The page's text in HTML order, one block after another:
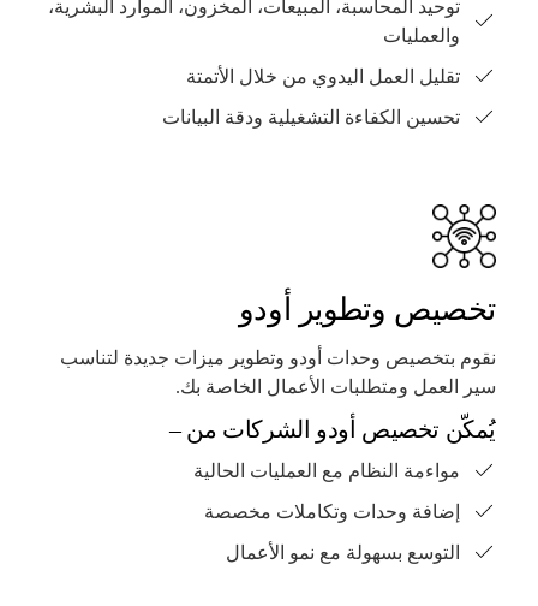
توحيد المحاسبة، المبيعات، المخزون، الموارد البشرية،
والعمليات
تقليل العمل اليدوي من خلال الأتمتة
تحسين الكفاءة التشغيلية ودقة البيانات
تخصيص وتطوير أودو
نقوم بتخصيص وحدات أودو وتطوير ميزات جديدة لتناسب
سير العمل ومتطلبات الأعمال الخاصة بك.
يُمكّن تخصيص أودو الشركات من –
مواءمة النظام مع العمليات الحالية
إضافة وحدات وتكاملات مخصصة
التوسع بسهولة مع نمو الأعمال